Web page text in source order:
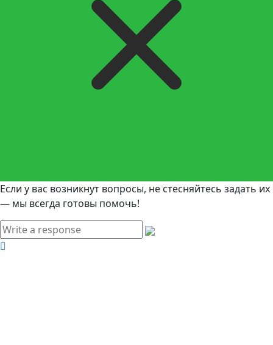
Если у вас возникнут вопросы, не стесняйтесь задать их
— мы всегда готовы помочь!